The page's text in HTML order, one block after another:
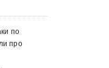
по
про